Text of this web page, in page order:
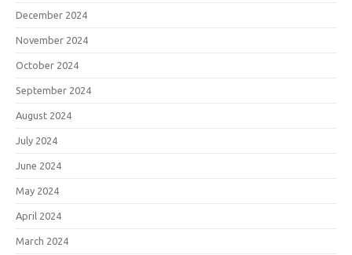
December 2024
November 2024
October 2024
September 2024
August 2024
July 2024
June 2024
May 2024
April 2024
March 2024